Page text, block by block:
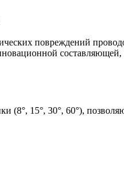
повреждений
(8°, 15°, 30°, 60°),